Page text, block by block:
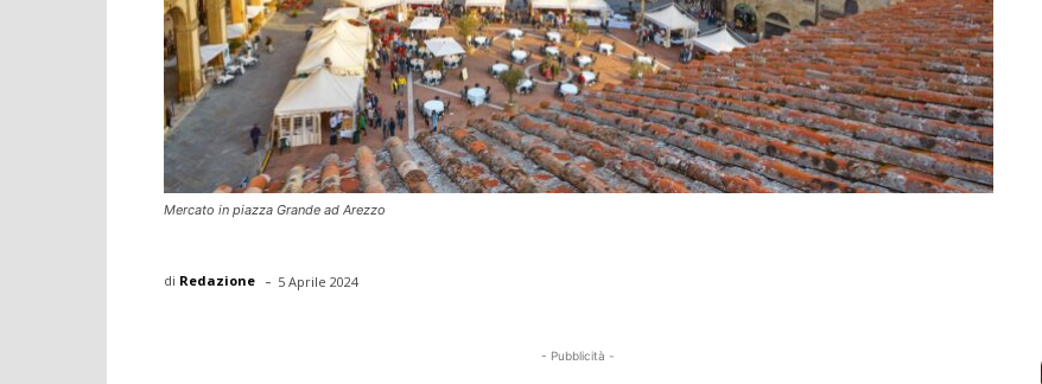
Mercato in piazza Grande ad Arezzo
di Redazione - 5 Aprile 2024
- Pubblicità -